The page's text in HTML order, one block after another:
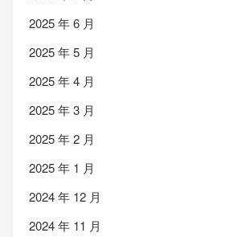
2025 年 6 月
2025 年 5 月
2025 年 4 月
2025 年 3 月
2025 年 2 月
2025 年 1 月
2024 年 12 月
2024 年 11 月